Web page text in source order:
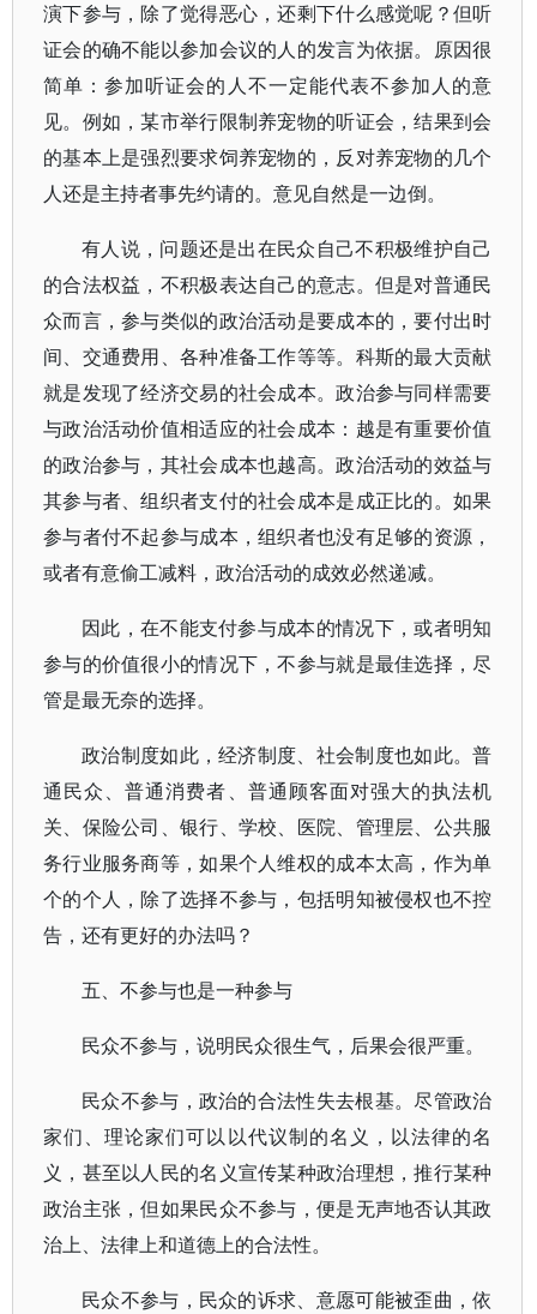
演下参与，除了觉得恶心，还剩下什么感觉呢？但听
证会的确不能以参加会议的人的发言为依据。原因很
简单：参加听证会的人不一定能代表不参加人的意
见。例如，某市举行限制养宠物的听证会，结果到会
的基本上是强烈要求饲养宠物的，反对养宠物的几个
人还是主持者事先约请的。意见自然是一边倒。
有人说，问题还是出在民众自己不积极维护自己
的合法权益，不积极表达自己的意志。但是对普通民
众而言，参与类似的政治活动是要成本的，要付出时
间、交通费用、各种准备工作等等。科斯的最大贡献
就是发现了经济交易的社会成本。政治参与同样需要
与政治活动价值相适应的社会成本：越是有重要价值
的政治参与，其社会成本也越高。政治活动的效益与
其参与者、组织者支付的社会成本是成正比的。如果
参与者付不起参与成本，组织者也没有足够的资源，
或者有意偷工减料，政治活动的成效必然递减。
因此，在不能支付参与成本的情况下，或者明知
参与的价值很小的情况下，不参与就是最佳选择，尽
管是最无奈的选择。
政治制度如此，经济制度、社会制度也如此。普
通民众、普通消费者、普通顾客面对强大的执法机
关、保险公司、银行、学校、医院、管理层、公共服
务行业服务商等，如果个人维权的成本太高，作为单
个的个人，除了选择不参与，包括明知被侵权也不控
告，还有更好的办法吗？
五、不参与也是一种参与
民众不参与，说明民众很生气，后果会很严重。
民众不参与，政治的合法性失去根基。尽管政治
家们、理论家们可以以代议制的名义，以法律的名
义，甚至以人民的名义宣传某种政治理想，推行某种
政治主张，但如果民众不参与，便是无声地否认其政
治上、法律上和道德上的合法性。
民众不参与，民众的诉求、意愿可能被歪曲，依